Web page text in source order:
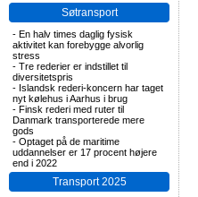
Søtransport
- En halv times daglig fysisk
aktivitet kan forebygge alvorlig
stress
- Tre rederier er indstillet til
diversitetspris
- Islandsk rederi-koncern har taget
nyt kølehus i Aarhus i brug
- Finsk rederi med ruter til
Danmark transporterede mere
gods
- Optaget på de maritime
uddannelser er 17 procent højere
end i 2022
Transport 2025